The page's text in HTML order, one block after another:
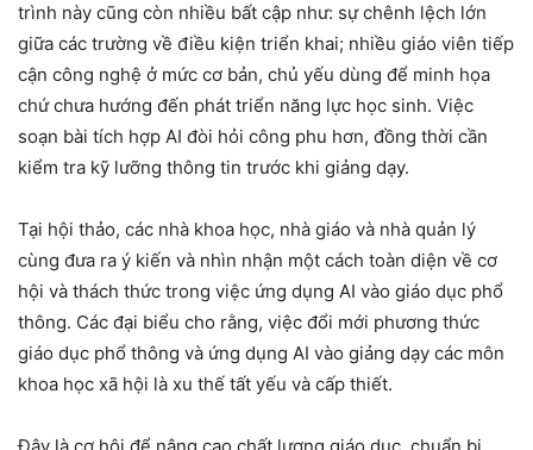
trình này cũng còn nhiều bất cập như: sự chênh lệch lớn
giữa các trường về điều kiện triển khai; nhiều giáo viên tiếp
cận công nghệ ở mức cơ bản, chủ yếu dùng để minh họa
chứ chưa hướng đến phát triển năng lực học sinh. Việc
soạn bài tích hợp AI đòi hỏi công phu hơn, đồng thời cần
kiểm tra kỹ lưỡng thông tin trước khi giảng dạy.
Tại hội thảo, các nhà khoa học, nhà giáo và nhà quản lý
cùng đưa ra ý kiến và nhìn nhận một cách toàn diện về cơ
hội và thách thức trong việc ứng dụng AI vào giáo dục phổ
thông. Các đại biểu cho rằng, việc đổi mới phương thức
giáo dục phổ thông và ứng dụng AI vào giảng dạy các môn
khoa học xã hội là xu thế tất yếu và cấp thiết.